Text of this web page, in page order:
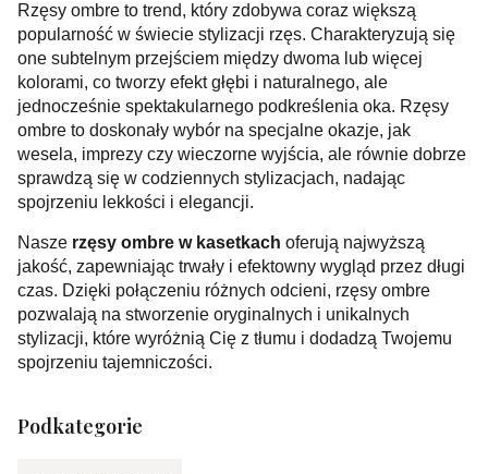
Rzęsy ombre to trend, który zdobywa coraz większą
popularność w świecie stylizacji rzęs. Charakteryzują się
one subtelnym przejściem między dwoma lub więcej
kolorami, co tworzy efekt głębi i naturalnego, ale
jednocześnie spektakularnego podkreślenia oka. Rzęsy
ombre to doskonały wybór na specjalne okazje, jak
wesela, imprezy czy wieczorne wyjścia, ale równie dobrze
sprawdzą się w codziennych stylizacjach, nadając
spojrzeniu lekkości i elegancji.
Nasze rzęsy ombre w kasetkach oferują najwyższą
jakość, zapewniając trwały i efektowny wygląd przez długi
czas. Dzięki połączeniu różnych odcieni, rzęsy ombre
pozwalają na stworzenie oryginalnych i unikalnych
stylizacji, które wyróżnią Cię z tłumu i dodadzą Twojemu
spojrzeniu tajemniczości.
Podkategorie